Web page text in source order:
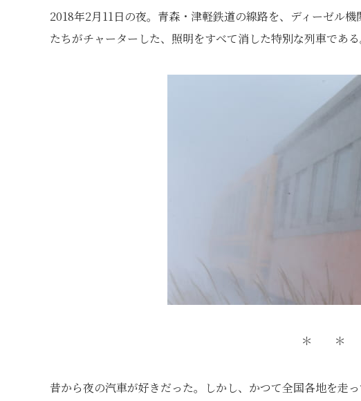
2018年2月11日の夜。青森・津軽鉄道の線路を、ディーゼル
たちがチャーターした、照明をすべて消した特別な列車である
＊ ＊
昔から夜の汽車が好きだった。しかし、かつて全国各地を走